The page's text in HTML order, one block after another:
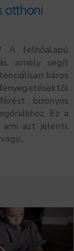
otthoni
A felhőalapú
amely segít
káros
bizonyos
Ez a
azt jelenti,